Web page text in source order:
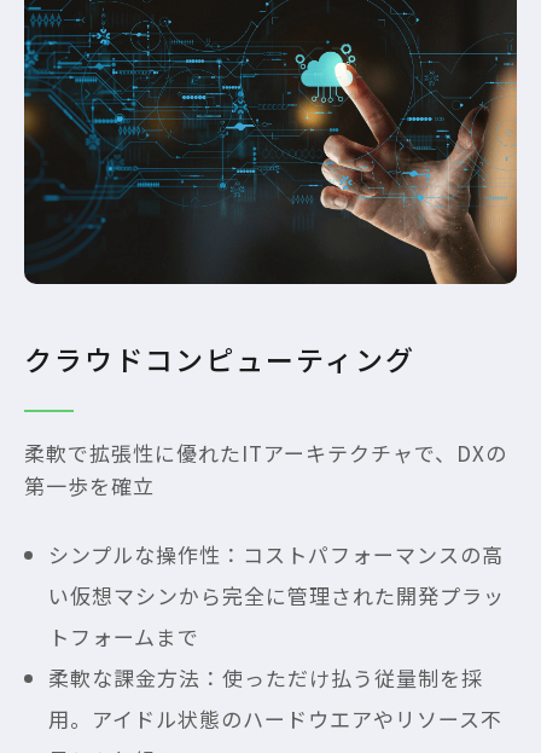
クラウドコンピューティング
柔軟で拡張性に優れたITアーキテクチャで、DXの
第一歩を確立
シンプルな操作性：コストパフォーマンスの高
い仮想マシンから完全に管理された開発プラッ
トフォームまで
柔軟な課金方法：使っただけ払う従量制を採
用。アイドル状態のハードウエアやリソース不